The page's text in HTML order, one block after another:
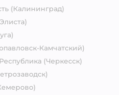
(Калининград)
Камчатский)
(Черкесск)